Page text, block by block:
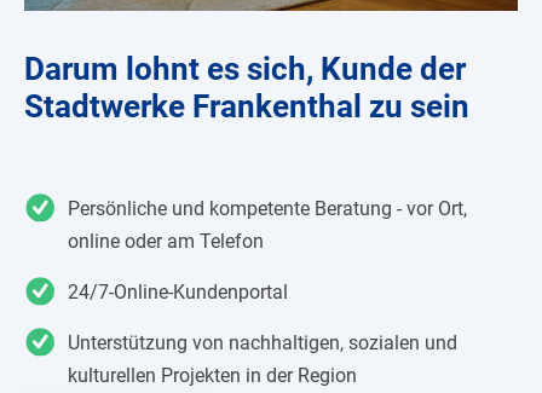
Darum lohnt es sich, Kunde der
Stadtwerke Frankenthal zu sein
Persönliche und kompetente Beratung - vor Ort,
online oder am Telefon
24/7-Online-Kundenportal
Unterstützung von nachhaltigen, sozialen und
kulturellen Projekten in der Region